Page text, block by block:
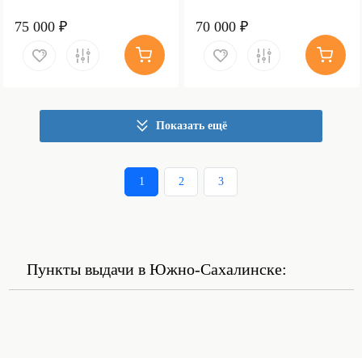
75 000 ₽ 70 000 ₽
Показать ещё
1 2 3
Пункты выдачи в Южно-Сахалинске: